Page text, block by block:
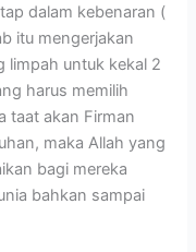
dalam kebenaran (
itu mengerjakan
limpah untuk kekal 2
harus memilih
taat akan Firman
maka Allah yang
bagi mereka
bahkan sampai